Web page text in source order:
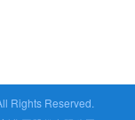
Rights Reserved.